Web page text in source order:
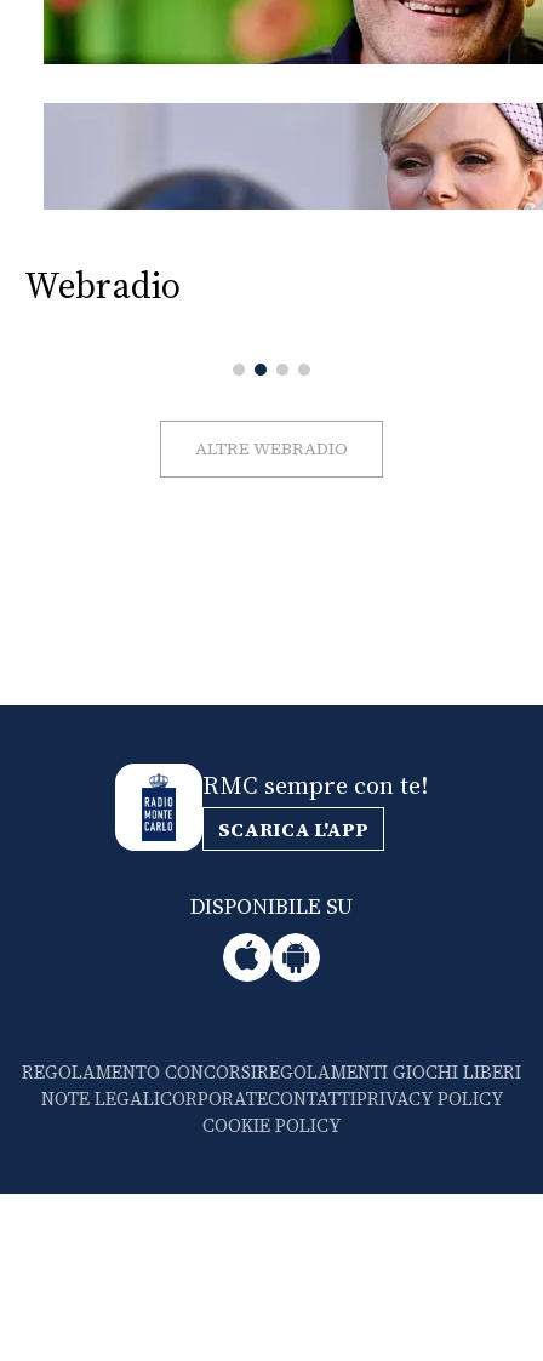
Webradio
ALTRE WEBRADIO
RMC sempre con te!
SCARICA L'APP
DISPONIBILE SU
REGOLAMENTO CONCORSIREGOLAMENTI GIOCHI LIBERI
NOTE LEGALICORPORATECONTATTIPRIVACY POLICY
COOKIE POLICY